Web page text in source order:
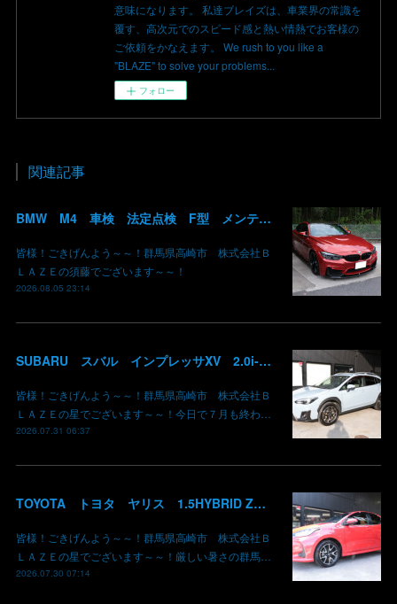
意味になります。 私達ブレイズは、車業界の常識を
覆す、高次元でのスピード感と熱い情熱でお客様の
ご依頼をかなえます。 We rush to you like a
"BLAZE" to solve your problems...
フォロー
関連記事
BMW M4 車検 法定点検 F型 メンテナンス ロアアーム 交換 群馬 高崎
皆様！ごきげんよう～～！群馬県高崎市 株式会社Ｂ
ＬＡＺＥの須藤でございます～～！
2026.08.05 23:14
SUBARU スバル インプレッサXV 2.0i-L EyeSight AWD 御納車 GT7 群馬県高崎市 株式会社BLAZE
皆様！ごきげんよう～～！群馬県高崎市 株式会社Ｂ
ＬＡＺＥの星でございます～～！今日で７月も終わ…
2026.07.31 06:37
TOYOTA トヨタ ヤリス 1.5HYBRID Z 御納車 MXPH10 コーラルクリスタルシャイン 3U7 群馬県高崎市 株式会社BLAZE
皆様！ごきげんよう～～！群馬県高崎市 株式会社Ｂ
ＬＡＺＥの星でございます～～！厳しい暑さの群馬…
2026.07.30 07:14